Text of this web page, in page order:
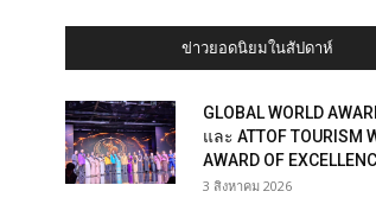
ข่าวยอดนิยมในสัปดาห์
GLOBAL WORLD
และ ATTOF TOURISM
AWARD OF
3 สิงหาคม 2026